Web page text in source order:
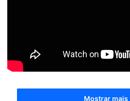
Mostrar mais